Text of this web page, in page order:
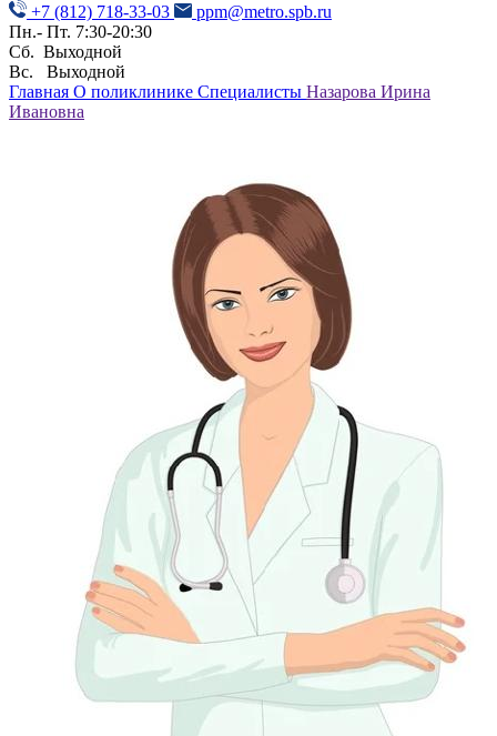
+7 (812) 718-33-03
ppm@metro.spb.ru
Пн.- Пт. 7:30-20:30
Сб. Выходной
Вс. Выходной
Главная О поликлинике Специалисты Назарова Ирина
Ивановна